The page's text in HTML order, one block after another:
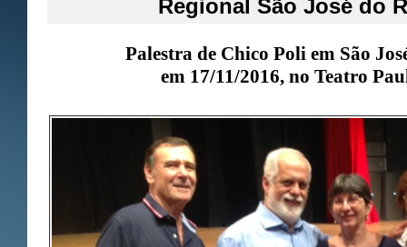
Regional São José do
Palestra de Chico Poli em São
em 17/11/2016, no Teatro